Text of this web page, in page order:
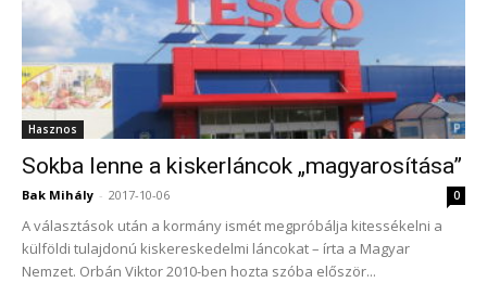
Hasznos
Sokba lenne a kiskerláncok „magyarosítása”
Bak Mihály - 2017-10-06 0
A választások után a kormány ismét megpróbálja kitessékelni a
külföldi tulajdonú kiskereskedelmi láncokat – írta a Magyar
Nemzet. Orbán Viktor 2010-ben hozta szóba először...